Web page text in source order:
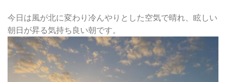
今日は風が北に変わり冷んやりとした空気で晴れ、眩しい
朝日が昇る気持ち良い朝です。